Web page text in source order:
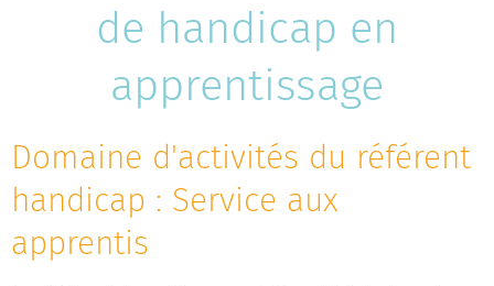
de handicap en
apprentissage
Domaine d'activités du référent
handicap : Service aux
apprentis